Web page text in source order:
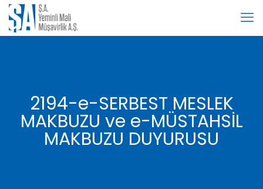
2194-e-SERBEST MESLEK
MAKBUZU ve e-MÜSTAHSİL
MAKBUZU DUYURUSU